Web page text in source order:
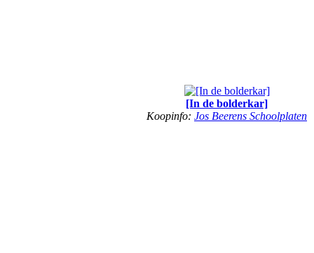
[In de bolderkar]
Koopinfo: Jos Beerens Schoolplaten